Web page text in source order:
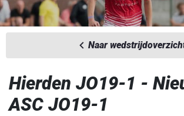
Naar
Hierden JO19-1 -
ASC JO19-1